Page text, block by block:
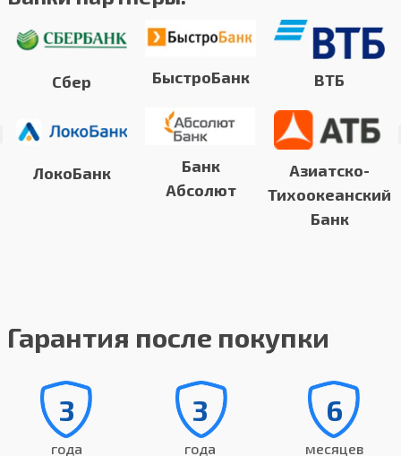
Сбер
ЛокоБанк
БыстроБанк
Банк
Абсолют
ВТБ
Азиатско-
Тихоокеанский
Банк
Гарантия после покупки
3
года
3
года
6
месяцев